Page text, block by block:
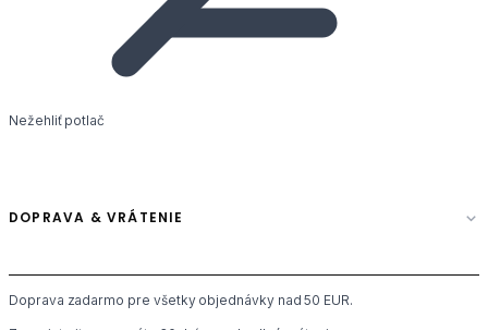
Nežehliť potlač
DOPRAVA & VRÁTENIE
Doprava zadarmo pre všetky objednávky nad 50 EUR.